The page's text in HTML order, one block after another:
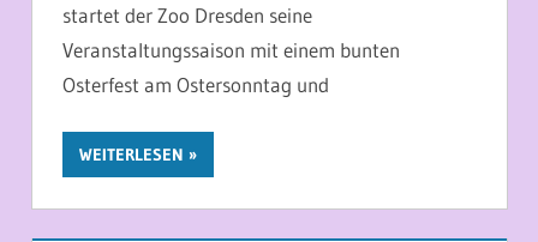
startet der Zoo Dresden seine
Veranstaltungssaison mit einem bunten
Osterfest am Ostersonntag und
WEITERLESEN